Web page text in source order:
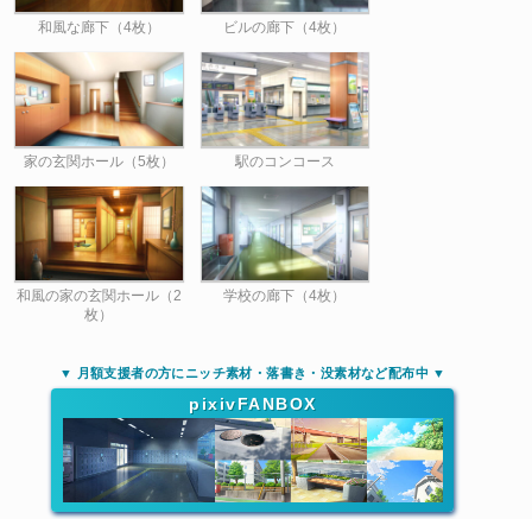
和風な廊下（4枚） ビルの廊下（4枚）
家の玄関ホール（5枚） 駅のコンコース
和風の家の玄関ホール（2
枚）
学校の廊下（4枚）
▼ 月額支援者の方にニッチ素材・落書き・没素材など配布中 ▼
pixivFANBOX